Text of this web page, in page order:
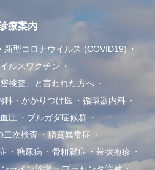
療案内
新型コロナウイルス (COVID19)
ルスワクチン
検査」と言われた方へ
科・かかりつけ医
循環器内科
圧
ブルガダ症候群
二次検査
脂質異常症
糖尿病 骨粗鬆症
帯状疱疹